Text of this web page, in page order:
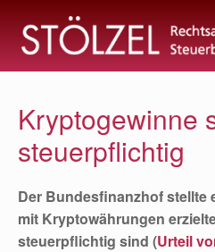
Inhalt
springen
Kryptogewinne
steuerpflichtig
Der Bundesfinanzhof stellte
mit Kryptowährungen
steuerpflichtig sind (Urteil